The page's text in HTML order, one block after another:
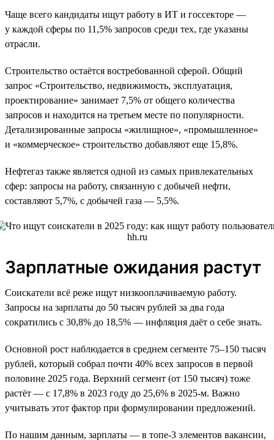
Чаще всего кандидаты ищут работу в ИТ и госсекторе —
у каждой сферы по 11,5% запросов среди тех, где указаны
отрасли.
Строительство остаётся востребованной сферой. Общий
запрос «Строительство, недвижимость, эксплуатация,
проектирование» занимает 7,5% от общего количества
запросов и находится на третьем месте по популярности.
Детализированные запросы «жилищное», «промышленное»
и «коммерческое» строительство добавляют еще 15,8%.
Нефтегаз также является одной из самых привлекательных
сфер: запросы на работу, связанную с добычей нефти,
составляют 5,7%, с добычей газа — 5,5%.
Зарплатные ожидания растут
Соискатели всё реже ищут низкооплачиваемую работу.
Запросы на зарплаты до 50 тысяч рублей за два года
сократились с 30,8% до 18,5% — инфляция даёт о себе знать.
Основной рост наблюдается в среднем сегменте 75–150 тысяч
рублей, который собрал почти 40% всех запросов в первой
половине 2025 года. Верхний сегмент (от 150 тысяч) тоже
растёт — с 17,8% в 2023 году до 25,6% в 2025-м. Важно
учитывать этот фактор при формулировании предложений.
По нашим данным, зарплаты — в топе-3 элементов вакансии,